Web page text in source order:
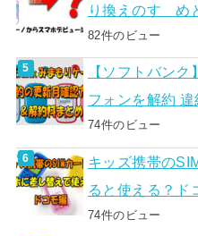
り換えのすゝめ
82件のビュー
【ソフトバン
フォンを解約
74件のビュー
キッズ携帯の
ると使える？ド
74件のビュー